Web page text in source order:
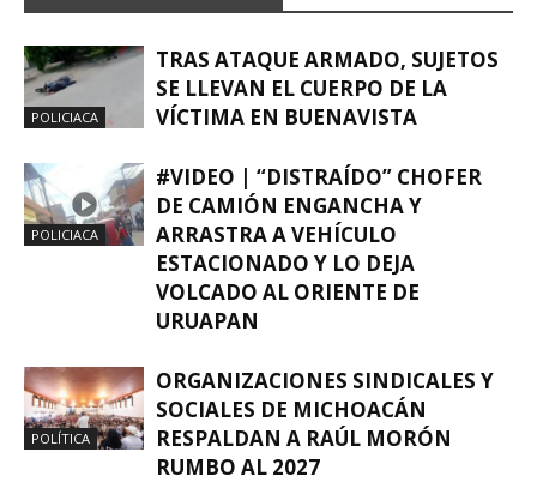
POLICIACA
TRAS ATAQUE ARMADO, SUJETOS
SE LLEVAN EL CUERPO DE LA
VÍCTIMA EN BUENAVISTA
POLICIACA
#VIDEO | “DISTRAÍDO” CHOFER
DE CAMIÓN ENGANCHA Y
ARRASTRA A VEHÍCULO
ESTACIONADO Y LO DEJA
VOLCADO AL ORIENTE DE
URUAPAN
POLÍTICA
ORGANIZACIONES SINDICALES Y
SOCIALES DE MICHOACÁN
RESPALDAN A RAÚL MORÓN
RUMBO AL 2027